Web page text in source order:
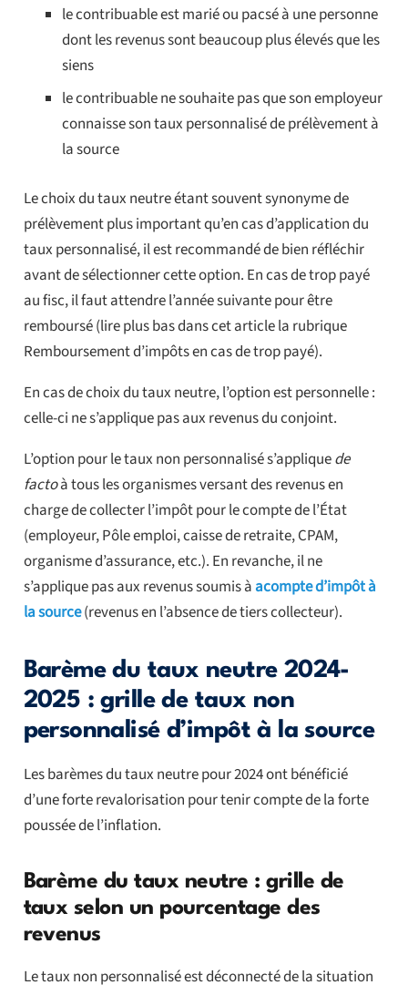
le contribuable est marié ou pacsé à une personne
dont les revenus sont beaucoup plus élevés que les
siens
le contribuable ne souhaite pas que son employeur
connaisse son taux personnalisé de prélèvement à
la source
Le choix du taux neutre étant souvent synonyme de
prélèvement plus important qu’en cas d’application du
taux personnalisé, il est recommandé de bien réfléchir
avant de sélectionner cette option. En cas de trop payé
au fisc, il faut attendre l’année suivante pour être
remboursé (lire plus bas dans cet article la rubrique
Remboursement d’impôts en cas de trop payé).
En cas de choix du taux neutre, l’option est personnelle :
celle-ci ne s’applique pas aux revenus du conjoint.
L’option pour le taux non personnalisé s’appliquede
factoà tous les organismes versant des revenus en
charge de collecter l’impôt pour le compte de l’État
(employeur, Pôle emploi, caisse de retraite, CPAM,
organisme d’assurance, etc.). En revanche, il ne
s’applique pas aux revenus soumis àacompte d’impôt à
la source(revenus en l’absence de tiers collecteur).
Barème du taux neutre 2024-
2025 : grille de taux non
personnalisé d’impôt à la source
Les barèmes du taux neutre pour 2024 ont bénéficié
d’une forte revalorisation pour tenir compte de la forte
poussée de l’inflation.
Barème du taux neutre : grille de
taux selon un pourcentage des
revenus
Le taux non personnalisé est déconnecté de la situation